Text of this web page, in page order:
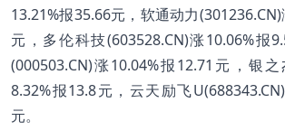
13.21%报35.66元，软通动力
元，多伦科技(603528.CN)涨10.06%报
(000503.CN)涨10.04%报12.71元，银之
8.32%报13.8元，云天励飞
元。